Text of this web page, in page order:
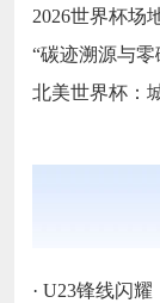
北美世界杯：
· U23锋线闪耀